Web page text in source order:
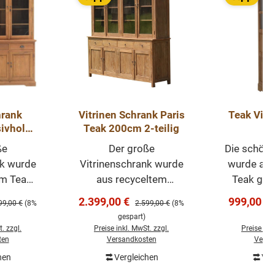
wurde
Teak
ganz
Die
Preis:
€ (8%
zzgl.
Vitrinen Schrank Paris
Teak 200cm 2-teilig
Der große
Vitrinenschrank wurde
aus recyceltem
Das alte Holz hat einen
ganz eigenen Charme
und eine schöne
Ausstrahlung. Zeitlos
Verkaufspreis:
2.399,00 € Regulärer Preis:
2.599,00 € (8%
gespart)
Preise inkl. MwSt. zzgl.
Versandkosten
Vergleichen
In den Warenkorb
Teak
Die
wurde
Teak
999,00 €
Preise